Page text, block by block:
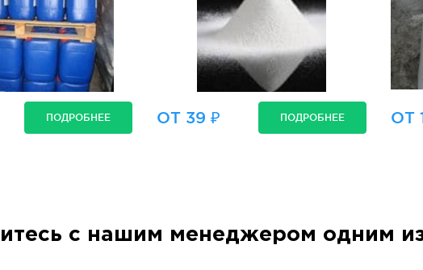
ПОДРОБНЕЕ ОТ 39 ₽ ПОДРОБНЕЕ ОТ
с нашим менеджером одним